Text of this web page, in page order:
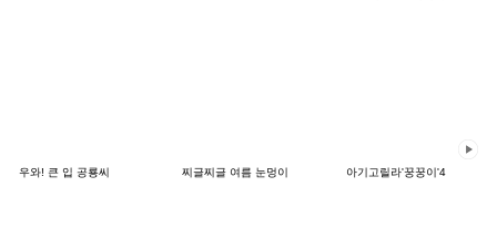
우와! 큰 입 공룡씨 찌글찌글 여름 눈멍이 아기고릴라'꿍꿍이'4